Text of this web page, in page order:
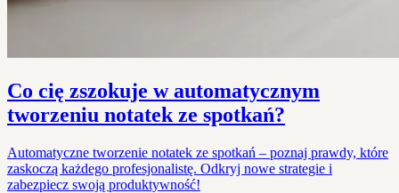
Co cię zszokuje w automatycznym
tworzeniu notatek ze spotkań?
Automatyczne tworzenie notatek ze spotkań – poznaj prawdy, które
zaskoczą każdego profesjonalistę. Odkryj nowe strategie i
zabezpiecz swoją produktywność!